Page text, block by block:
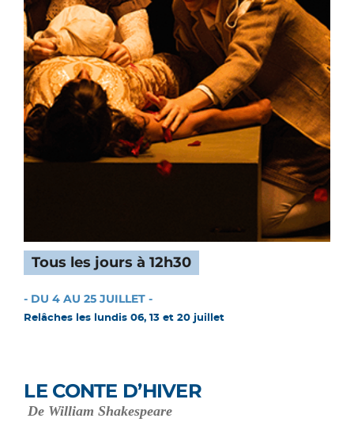
Tous les jours à 12h30
- DU 4 AU 25 JUILLET -
Relâches les lundis 06, 13 et 20 juillet
LE CONTE D’HIVER
De William Shakespeare